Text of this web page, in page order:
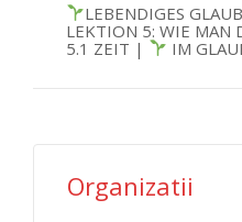
LEBENDIGES
LEKTION 5: WIE MAN
5.1 ZEIT |
IM
Organizatii